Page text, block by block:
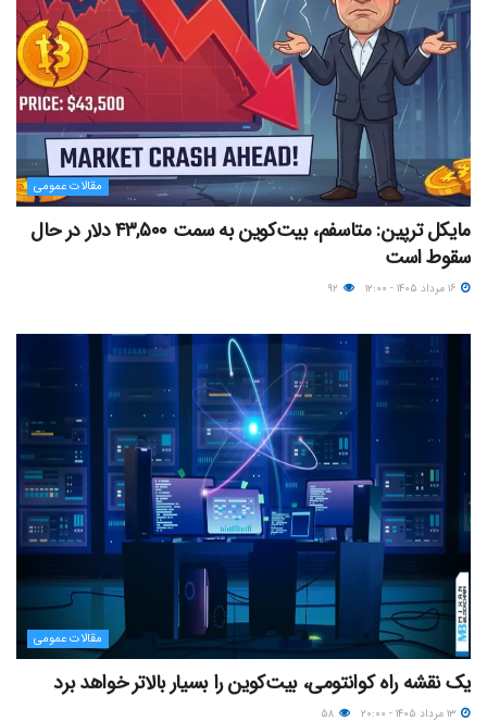
مقالات عمومی
مایکل ترپین: متاسفم، بیت‌کوین به سمت ۴۳,۵۰۰ دلار در حال
سقوط است
مقالات عمومی
یک نقشه راه کوانتومی، بیت‌کوین را بسیار بالاتر خواهد برد